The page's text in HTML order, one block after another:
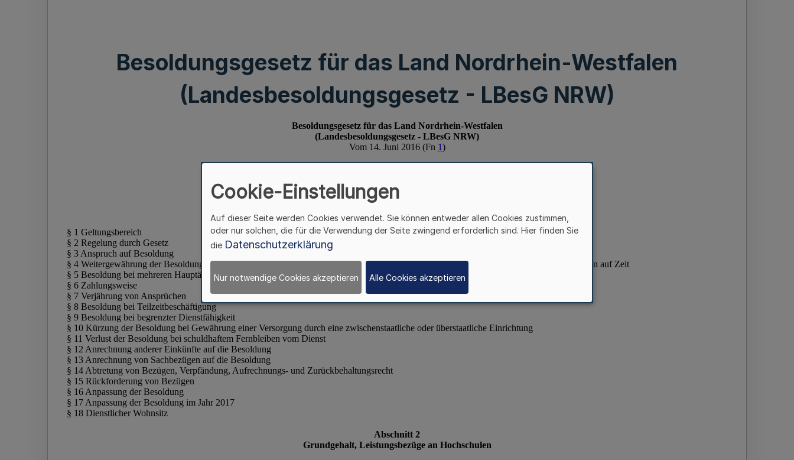
Besoldungsgesetz für das Land Nordrhein-Westfalen
(Landesbesoldungsgesetz - LBesG NRW)
Cookie-Einstellungen
Auf dieser Seite werden Cookies verwendet. Sie können entweder allen Cookies zustimmen,
oder nur solchen, die für die Verwendung der Seite zwingend erforderlich sind. Hier finden Sie
die Datenschutzerklärung
Nur notwendige Cookies akzeptieren Alle Cookies akzeptieren